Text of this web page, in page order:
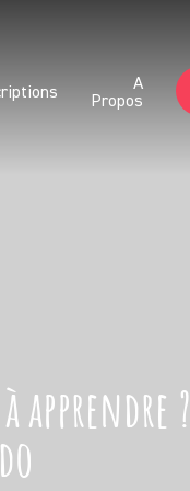
A
Propos
apprendre ?